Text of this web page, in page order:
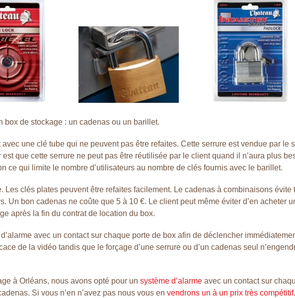
box de stockage : un cadenas ou un barillet.
une clé tube qui ne peuvent pas être refaites. Cette serrure est vendue par le
que cette serrure ne peut pas être réutilisée par le client quand il n’aura plus
ce qui limite le nombre d’utilisateurs au nombre de clés fournis avec le barillet.
Les clés plates peuvent être refaites facilement. Le cadenas à combinaisons
Un bon cadenas ne coûte que 5 à 10 €. Le client peut même éviter d’en acheter
après la fin du contrat de location du box.
avec un contact sur chaque porte de box afin de déclencher
de la vidéo tandis que le forçage d’une serrure ou d’un cadenas seul
à Orléans, nous avons opté pour un système d’alarme avec un contact sur
Si vous n’en n’avez pas nous vous en vendrons un à un prix très compétitif.